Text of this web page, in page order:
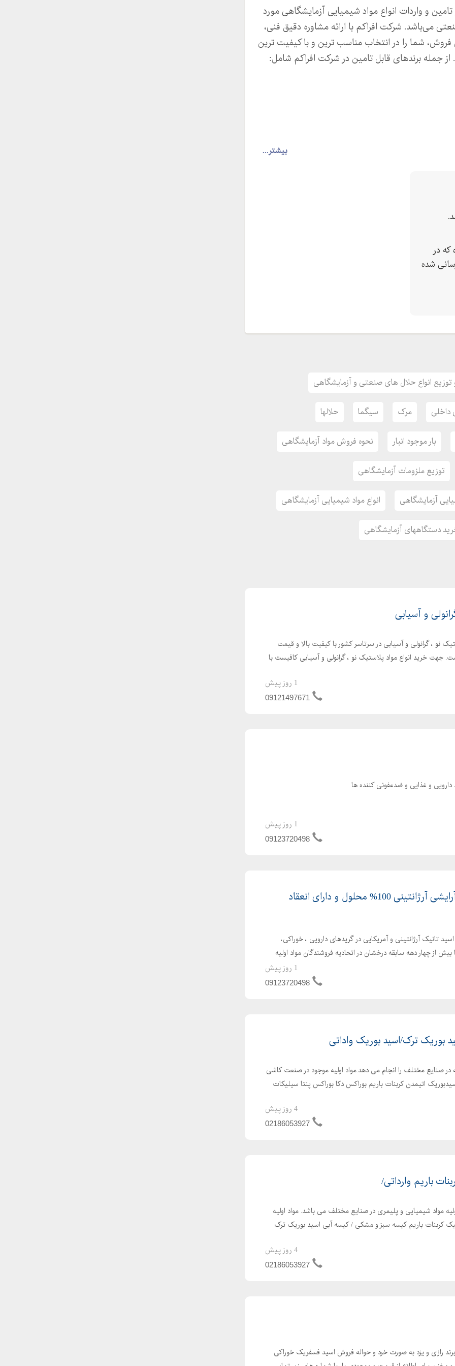
بیشتر...
و واردات انواع مواد شیمیایی آزمایشگاهی مورد
می‌باشد. شرکت افراکم با ارائه مشاوره دقیق فنی،
شما را در انتخاب مناسب ترین و با کیفیت ترین
جمله برندهای قابل تامین در شرکت افراکم شامل:
که در
شده
انواع حلال های صنعتی و آزمایشگاهی
داخلی مرک سیگما حلالها
بار موجود انبار نحوه فروش مواد آزمایشگاهی
توزیع ملزومات آزمایشگاهی
آزمایشگاهی انواع مواد شیمیایی آزمایشگاهی
دستگاههای آزمایشگاهی
و آسیابی
نو ، گرانولی و آسیابی در سرتاسر کشور با کیفیت بالا و قیمت
جهت خرید انواع مواد پلاستیک نو ، گرانولی و آسیابی کافیست با
1 روز پیش
09121497671
و غذایی و ضدعفونی کننده ها
1 روز پیش
09123720498
اسید تانیک دارویی و آرایشی آرژانتینی 100% محلول و دارای انعقاد
تانیک آرژانتینی و آمریکایی در گریدهای دارویی ، خوراکی،
از چهار دهه سابقه درخشان در اتحادیه فروشندگان مواد اولیه
1 روز پیش
09123720498
بوریک ترک/اسید بوریک واداتی
در صنایع مختلف را انجام می دهد.مواد اولیه موجود در صنعت کاشی
اتیمدن کربنات باریم بوراکس دکا بوراکس پنتا سیلیکات
4 روز پیش
02186053927
باریم وارداتی/
مواد شیمیایی و پلیمری در صنایع مختلف می باشد. مواد اولیه
کربنات باریم کیسه سبز و مشکی / کیسه آبی اسید بوریک ترک
4 روز پیش
02186053927
رازی و یزد به صورت خرد و حواله فروش اسید فسفریک خوراکی